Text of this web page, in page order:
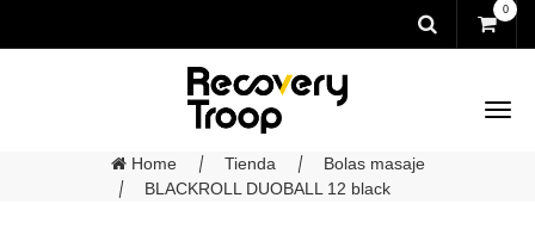
0
Home Tienda
Bolas masaje
BLACKROLL DUOBALL 12 black